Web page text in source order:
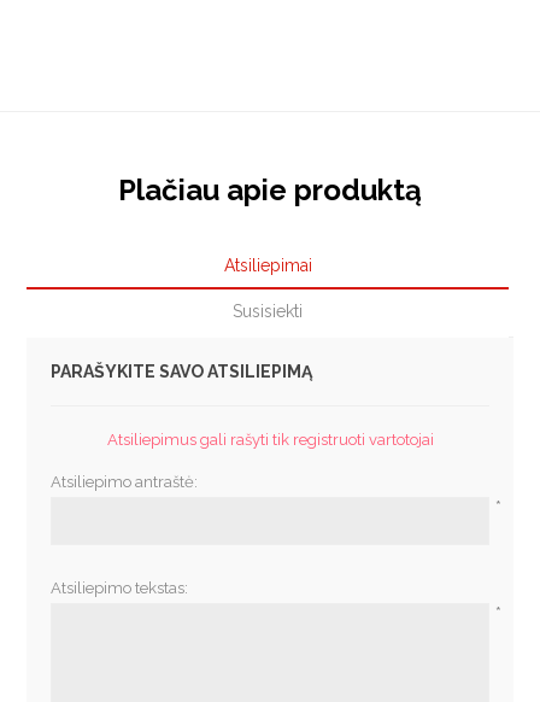
Plačiau apie produktą
Atsiliepimai
Susisiekti
PARAŠYKITE SAVO ATSILIEPIMĄ
Atsiliepimus gali rašyti tik registruoti vartotojai
Atsiliepimo antraštė:
*
Atsiliepimo tekstas:
*